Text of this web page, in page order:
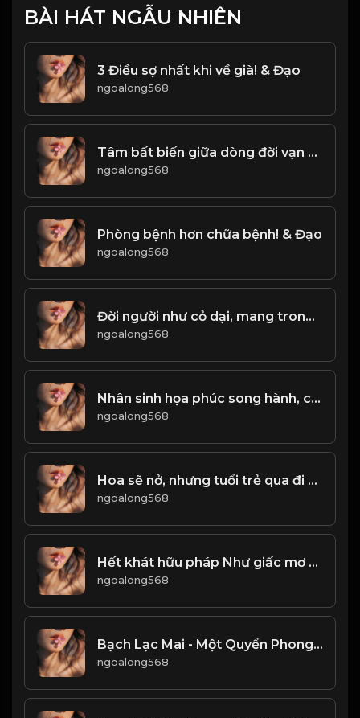
BÀI HÁT NGẪU NHIÊN
3 Điều sợ nhất khi về già! & Đạo
ngoalong568
Tâm bất biến giữa dòng đời vạn biến Đạo
ngoalong568
Phòng bệnh hơn chữa bệnh! & Đạo
ngoalong568
Đời người như cỏ dại, mang trong mình sức sống kiệt sức! Đạo
ngoalong568
Nhân sinh họa phúc song hành, có thể gặp trùng lặp! Đạo
ngoalong568
Hoa sẽ nở, nhưng tuổi trẻ qua đi sẽ không bao giờ quay lại! Đạo
ngoalong568
Hết khát hữu pháp Như giấc mơ hão huyền...! Đạo
ngoalong568
Bạch Lạc Mai - Một Quyển Phong Hoa Đại Đường! & Đạo
ngoalong568